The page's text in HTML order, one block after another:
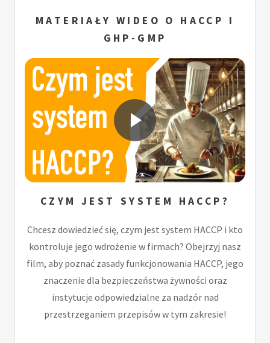
MATERIAŁY WIDEO O HACCP I
GHP-GMP
CZYM JEST SYSTEM HACCP?
Chcesz dowiedzieć się, czym jest system HACCP i kto
kontroluje jego wdrożenie w firmach? Obejrzyj nasz
film, aby poznać zasady funkcjonowania HACCP, jego
znaczenie dla bezpieczeństwa żywności oraz
instytucje odpowiedzialne za nadzór nad
przestrzeganiem przepisów w tym zakresie!